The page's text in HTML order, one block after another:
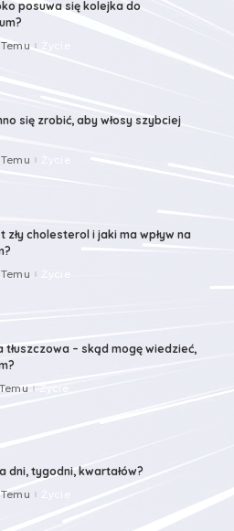
posuwa się kolejka do
się zrobić, aby włosy szybciej
zły cholesterol i jaki ma wpływ na
tłuszczowa – skąd mogę wiedzieć,
dni, tygodni, kwartałów?